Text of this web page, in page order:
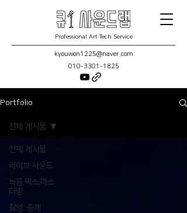
Professional Art Tech Service
kyouwon1225@naver.com
010-3301-1825
Portfolio
전체 게시물
라이브 사운드
녹음,믹스,마스
터링
촬영, 중계
전체 게시물